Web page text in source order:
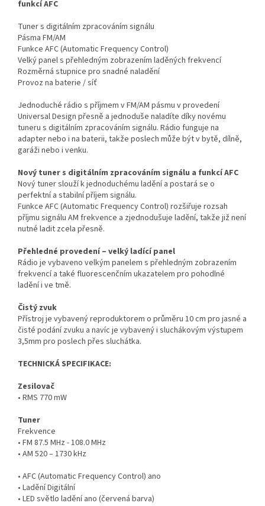
funkcí AFC
Tuner s digitálním zpracováním signálu
Pásma FM/AM
Funkce AFC (Automatic Frequency Control)
Velký panel s přehledným zobrazením laděných frekvencí
Rozměrná stupnice pro snadné naladění
Provoz na baterie / síť
Jednoduché rádio s příjmem v FM/AM pásmu v provedení
Universal Design přesně a jednoduše naladíte díky novému
tuneru s digitálním zpracováním signálu. Rádio funguje na
adapter nebo i na baterii, takže poslech může být v bytě, dílně,
garáži nebo i venku.
Nový tuner s digitálním zpracováním signálu a funkcí AFC
Nový tuner slouží k jednoduchému ladění a postará se o
perfektní a stabilní příjem signálu.
Funkce AFC (Automatic Frequency Control) rozšiřuje rozsah
příjmu signálu AM frekvence a zjednodušuje ladění, takže již není
nutné ladit zcela přesně.
Přehledné provedení – velký ladící panel
Rádio je vybaveno velkým panelem s přehledným zobrazením
frekvencí a také fluorescenčním ukazatelem pro pohodlné
ladění i ve tmě.
Čistý zvuk
Přístroj je vybavený reproduktorem o průměru 10 cm pro jasné a
čisté podání zvuku a navíc je vybavený i sluchákovým výstupem
3,5mm pro poslech přes sluchátka.
TECHNICKÁ SPECIFIKACE:
Zesilovač
• RMS 770 mW
Tuner
Frekvence
• FM 87.5 MHz - 108.0 MHz
• AM 520 – 1730 kHz
• AFC (Automatic Frequency Control) ano
• Ladění Digitální
• LED světlo ladění ano (červená barva)